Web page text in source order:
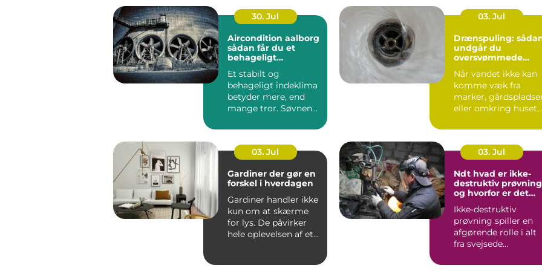
30. Jul
Aircondition aalborg
sådan får du et
behageligt
Et stabilt og
behageligt indeklima
betyder mere, end
mange tror. Søvnen
koncentratione...
03. Jul
Drænspuling:
undgår du
oversvømmede
grunde
Når vandet ikke kan
komme væk fra
marker,
eller omkring huset,
dy...
03. Jul
Gardiner der gør en
forskel i hverdagen
Gardiner handler ikke
kun om at skærme
for lys. De påvirker
hele oplevelsen af et
03. Jul
Ndt hvad er ikke-
destruktiv
og hvorfor er det
Ikke-destruktiv
prøvning spiller en
afgørende rolle i alt
fra svejsede
rørledninge...